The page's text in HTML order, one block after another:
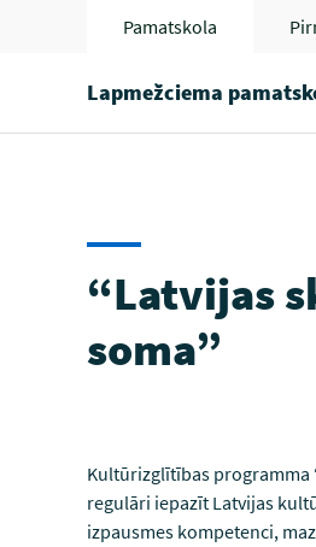
Pamatskola
Lapmežciema
“Latvijas
soma”
Kultūrizglītības programma
regulāri iepazīt Latvijas
izpausmes kompetenci,